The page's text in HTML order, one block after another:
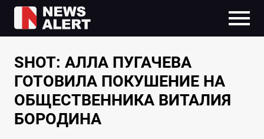
SHOT: АЛЛА ПУГАЧЕВА
ГОТОВИЛА ПОКУШЕНИЕ НА
ОБЩЕСТВЕННИКА ВИТАЛИЯ
БОРОДИНА